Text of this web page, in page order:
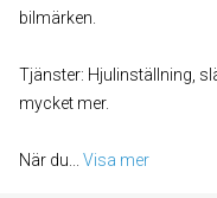
bilmärken.
Tjänster: Hjulinställning,
mycket mer.
När du Visa mer